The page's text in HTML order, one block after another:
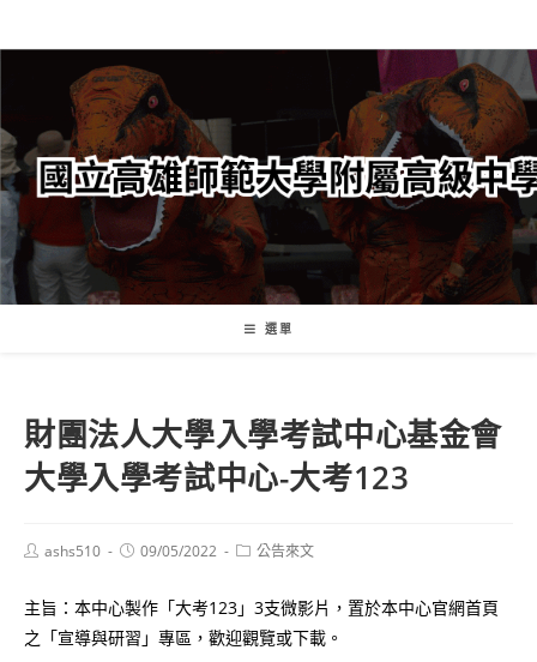
轉
要
內
容
選單
財團法人大學入學考試中心基金會
大學入學考試中心-大考123
Postashs510
Post09/05/2022
Post公告來文
主旨：本中心製作「大考123」3支微影片，置於本中心官網首頁
之「宣導與研習」專區，歡迎觀覽或下載。